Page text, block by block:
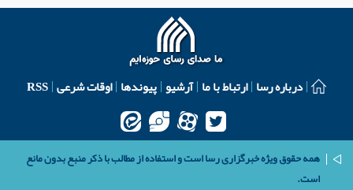
درباره رسا ارتباط با ما آرشیو پیوندها اوقات شرعی RSS
همه حقوق ویژه خبرگزاری رسا است و استفاده از مطالب با ذکر منبع بدون مانع
است.